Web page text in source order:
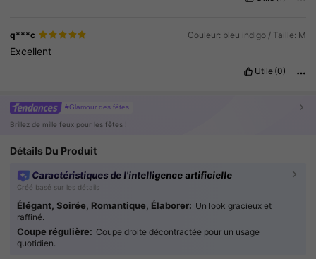
q***c Couleur: bleu indigo / Taille: M
Excellent
Utile (0)
#Glamour des fêtes
Brillez de mille feux pour les fêtes !
Détails Du Produit
Caractéristiques de l'intelligence artificielle
Créé basé sur les détails
Élégant, Soirée, Romantique, Élaborer: Un look gracieux et
raffiné.
Coupe régulière: Coupe droite décontractée pour un usage
quotidien.